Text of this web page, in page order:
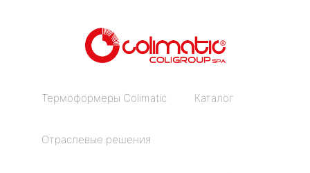
Термоформеры Colimatic Каталог
Отраслевые решения